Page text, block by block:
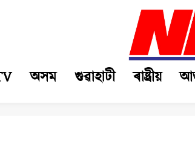
অসম গুৱাহাটী ৰাষ্ট্ৰীয়